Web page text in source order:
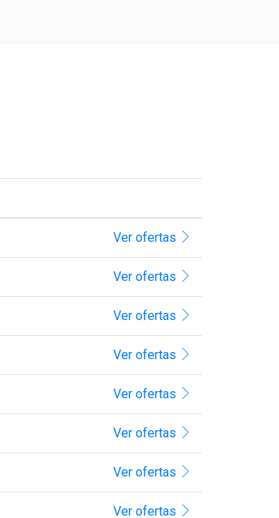
Ver ofertas
Ver ofertas
Ver ofertas
Ver ofertas
Ver ofertas
Ver ofertas
Ver ofertas
Ver ofertas